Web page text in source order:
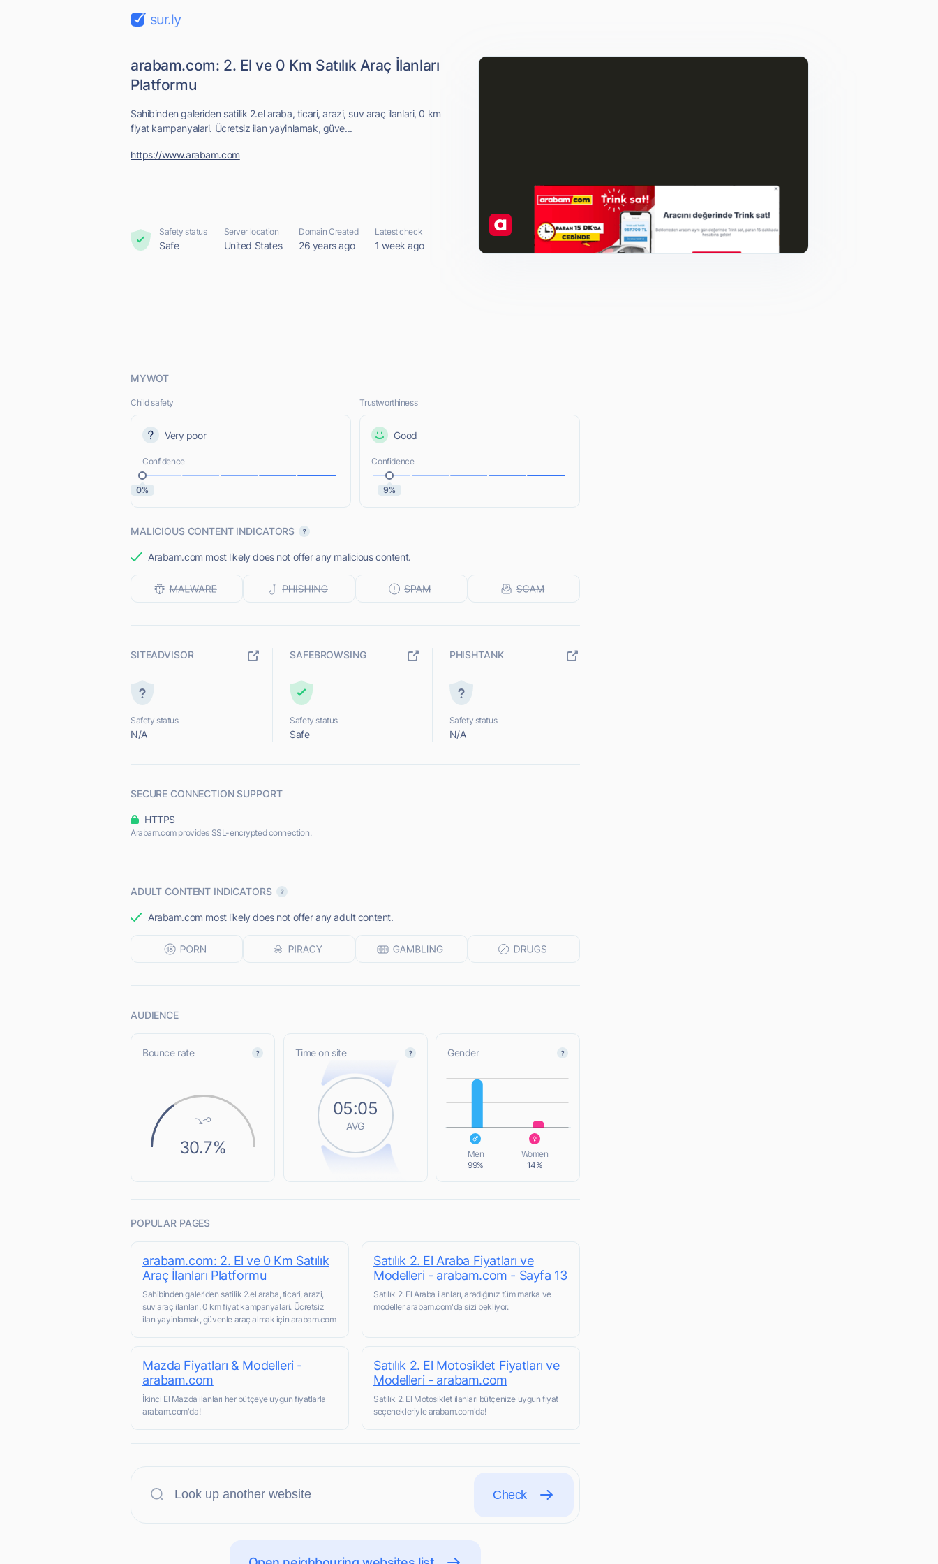
sur.ly
arabam.com: 2. El ve 0 Km Satılık Araç İlanları
Platformu
Sahibinden galeriden satilik 2.el araba, ticari, arazi, suv araç ilanlari, 0 km
fiyat kampanyalari. Ücretsiz ilan yayinlamak, güve...
https://www.arabam.com
Safety status
Safe
Server location
United States
Domain Created
26 years ago
Latest check
1 week ago
MYWOT
Child safety
Very poor
Confidence
0%
Trustworthiness
Good
Confidence
9%
MALICIOUS CONTENT INDICATORS
Arabam.com most likely does not offer any malicious content.
SITEADVISOR
Safety status
N/A
SAFEBROWSING
Safety status
Safe
PHISHTANK
Safety status
N/A
SECURE CONNECTION SUPPORT
HTTPS
Arabam.com provides SSL-encrypted connection.
ADULT CONTENT INDICATORS
Arabam.com most likely does not offer any adult content.
AUDIENCE
Bounce rate
30.7%
Time on site
05:05
AVG
Gender
L
Men
99%
Women
14%
POPULAR PAGES
arabam.com: 2. El ve 0 Km Satılık
Araç İlanları Platformu
Sahibinden galeriden satilik 2.el araba, ticari, arazi,
suv araç ilanlari, 0 km fiyat kampanyalari. Ücretsiz
ilan yayinlamak, güvenle araç almak için arabam.com
Satılık 2. El Araba Fiyatları ve
Modelleri - arabam.com - Sayfa 13
Satılık 2. El Araba ilanları, aradığınız tüm marka ve
modeller arabam.com'da sizi bekliyor.
Mazda Fiyatları & Modelleri -
arabam.com
İkinci El Mazda ilanları her bütçeye uygun fiyatlarla
arabam.com'da!
Satılık 2. El Motosiklet Fiyatları ve
Modelleri - arabam.com
Satılık 2. El Motosiklet ilanları bütçenize uygun fiyat
seçenekleriyle arabam.com'da!
Check